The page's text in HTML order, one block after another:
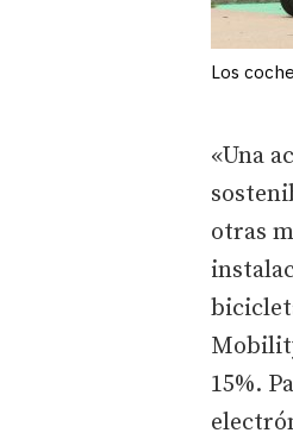
Los
«Una
otras
15%.